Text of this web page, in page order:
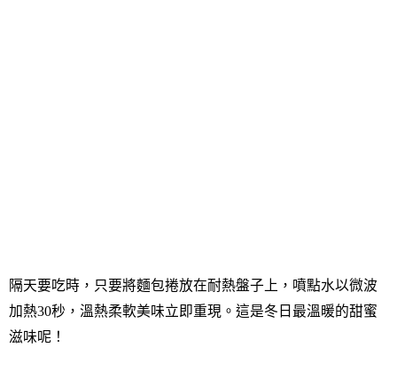
隔天要吃時，只要將麵包捲放在耐熱盤子上，噴點水以微波
加熱30秒，溫熱柔軟美味立即重現。這是冬日最溫暖的甜蜜
滋味呢！